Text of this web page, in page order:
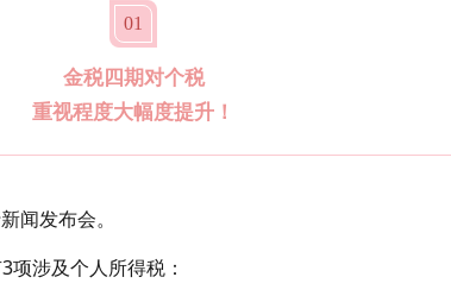
01
金税四期对个税
重视程度大幅度提升！
闻发布会。
涉及个人所得税：